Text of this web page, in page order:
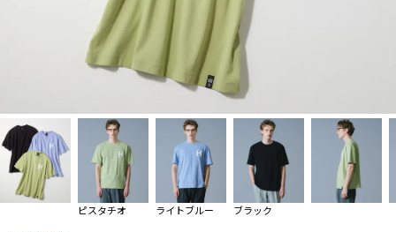
ピスタチオ ライトブルー ブラック